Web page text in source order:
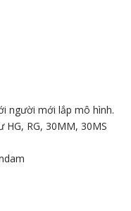
người mới lắp mô hình.
RG, 30MM, 30MS